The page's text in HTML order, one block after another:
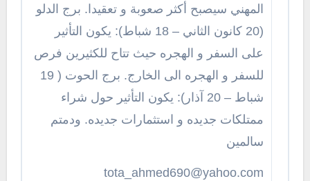
المهني سيصبح أكثر صعوبة و تعقيدا. برج الدلو
(20 كانون الثاني – 18 شباط): يكون التأثير
على السفر و الهجره حيث تتاح للكثيرين فرص
للسفر و الهجره الى الخارج. برج الحوت ( 19
شباط – 20 آذار): يكون التأثير حول شراء
ممتلكات جديده و استثمارات جديده. ودمتم
سالمين
tota_ahmed690@yahoo.com